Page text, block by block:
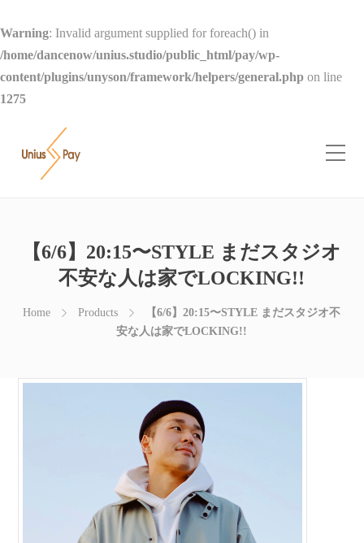
Warning: Invalid argument supplied for foreach() in
/home/dancenow/unius.studio/public_html/pay/wp-
content/plugins/unyson/framework/helpers/general.php on line
1275
【6/6】20:15〜STYLE まだスタジオ
不安な人は家でLOCKING!!
Home Products
【6/6】20:15〜STYLE まだスタジオ不
安な人は家でLOCKING!!